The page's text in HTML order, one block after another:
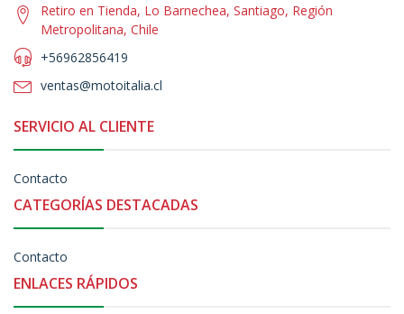
Retiro en Tienda, Lo Barnechea, Santiago, Región
Metropolitana, Chile
+56962856419
ventas@motoitalia.cl
SERVICIO AL CLIENTE
Contacto
CATEGORÍAS DESTACADAS
Contacto
ENLACES RÁPIDOS